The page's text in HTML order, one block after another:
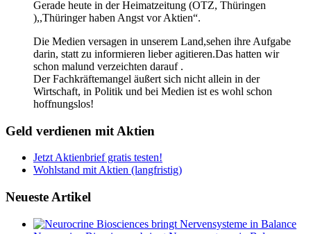
Gerade heute in der Heimatzeitung (OTZ, Thüringen
),,Thüringer haben Angst vor Aktien“.
Die Medien versagen in unserem Land,sehen ihre Aufgabe
darin, statt zu informieren lieber agitieren.Das hatten wir
schon malund verzeichten darauf .
Der Fachkräftemangel äußert sich nicht allein in der
Wirtschaft, in Politik und bei Medien ist es wohl schon
hoffnungslos!
Geld verdienen mit Aktien
Jetzt Aktienbrief gratis testen!
Wohlstand mit Aktien (langfristig)
Neueste Artikel